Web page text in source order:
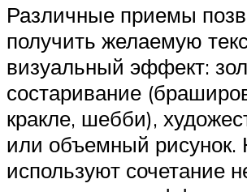
Различные приемы
получить желаемую
визуальный эффект:
состаривание
кракле, шебби),
или объемный рисунок.
используют сочетание